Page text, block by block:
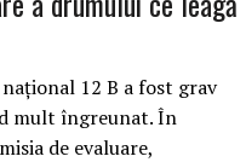
12 B a fost grav
mult îngreunat. În
de evaluare,